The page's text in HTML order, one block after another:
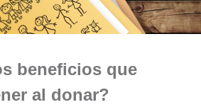
beneficios que
al donar?